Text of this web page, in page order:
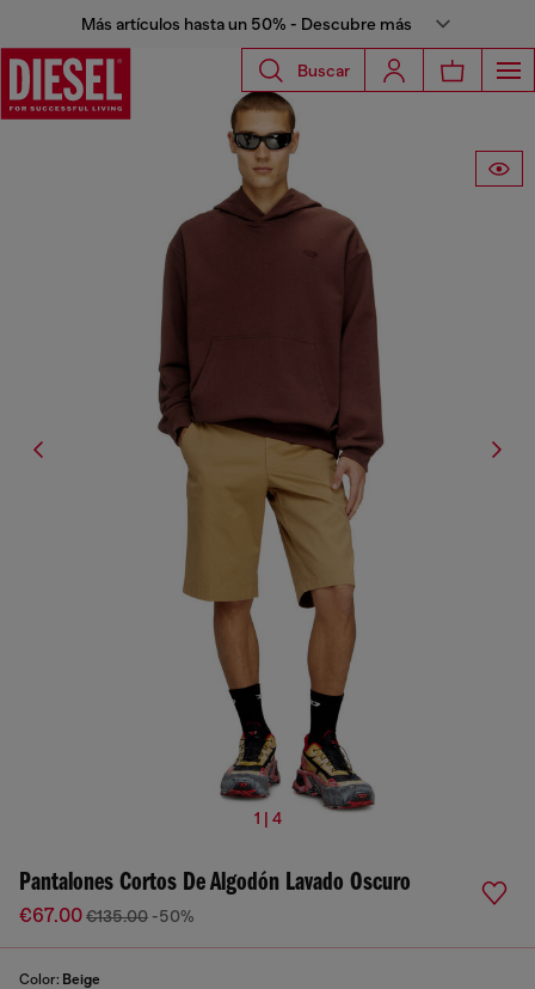
Más artículos hasta un 50% - Descubre más
Buscar
1 | 4
Pantalones Cortos De Algodón Lavado Oscuro
€67.00€135.00 -50%
Color: Beige